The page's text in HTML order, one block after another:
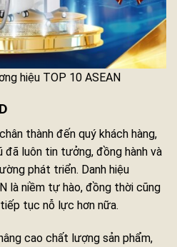
hiệu TOP 10 ASEAN
thành đến quý khách hàng,
luôn tin tưởng, đồng hành và
phát triển. Danh hiệu
là niềm tự hào, đồng thời cũng
tục nỗ lực hơn nữa.
cao chất lượng sản phẩm,